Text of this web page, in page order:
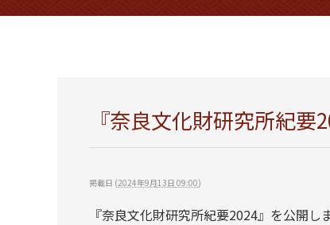
『奈良文化財研究所紀要
掲載日 (2024年9月13日 09:00)
『奈良文化財研究所紀要2024』を公開し